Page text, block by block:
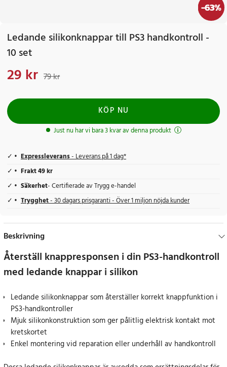
-63%
Ledande silikonknappar till PS3 handkontroll -
10 set
Nuvarande pris
29 kr 79 kr
KÖP NU
Just nu har vi bara 3 kvar av denna produkt
Expressleverans- Leverans på 1 dag*
Frakt 49 kr
Säkerhet- Certifierade av Trygg e-handel
Trygghet- 30 dagars prisgaranti - Över 1 miljon nöjda kunder
Beskrivning
Återställ knappresponsen i din PS3-handkontroll
med ledande knappar i silikon
Ledande silikonknappar som återställer korrekt knappfunktion i
PS3-handkontroller
Mjuk silikonkonstruktion som ger pålitlig elektrisk kontakt mot
kretskortet
Enkel montering vid reparation eller underhåll av handkontroll